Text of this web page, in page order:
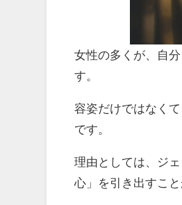
女性の多くが、自
す。
容姿だけではなく
です。
理由としては、ジ
心」を引き出すこと